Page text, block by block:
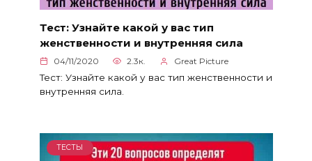
Тест: Узнайте какой у вас тип
женственности и внутренняя сила
04/11/2020 2.3к. Great Picture
Тест: Узнайте какой у вас тип женственности и
внутренняя сила.
ТЕСТЫ